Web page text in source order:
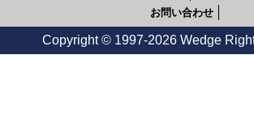
お問い合わせ
Copyright © 1997-2026 Wedge